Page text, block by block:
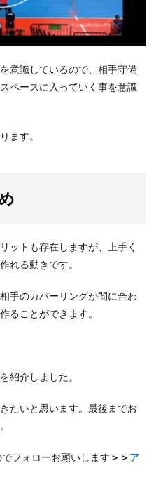
意識しているので、相手守備
ペースに入っていく事を意識
ます。
ットも存在しますが、上手く
れる動きです。
手のカバーリングが間に合わ
ることができます。
紹介しました。
たいと思います。最後までお
フォローお願いします ＞＞ ア